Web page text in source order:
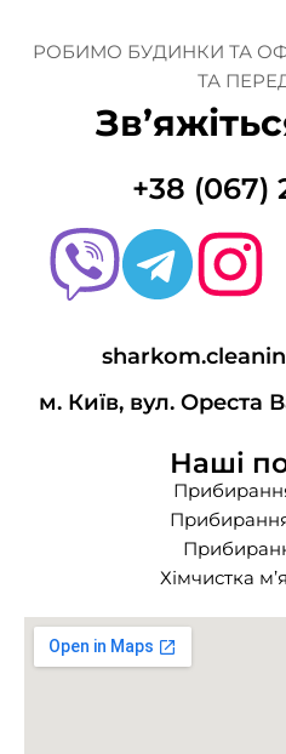
РОБИМО БУДИНКИ ТА
ТА
+38 (067)
м. Київ, вул. Ореста
Наші
Хімчистка